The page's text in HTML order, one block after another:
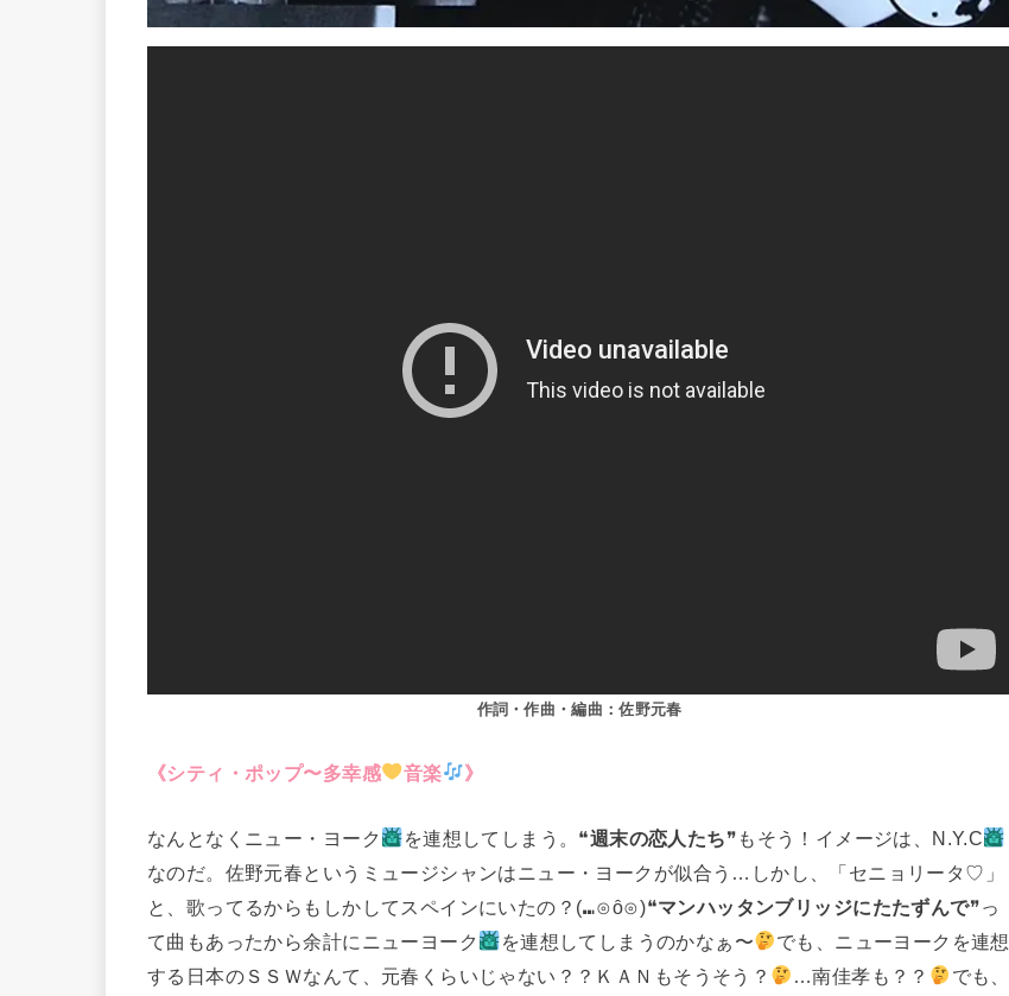
作詞・作曲・編曲：佐野元春
《シティ・ポップ〜多幸感 音楽 》
なんとなくニュー・ヨーク を連想してしまう。❝週末の恋人たち❞もそう！イメージは、N.Y.C
なのだ。佐野元春というミュージシャンはニュー・ヨークが似合う…しかし、「セニョリータ♡」
と、歌ってるからもしかしてスペインにいたの？(⁠⑉⁠⊙⁠ȏ⁠⊙⁠)❝マンハッタンブリッジにたたずんで❞っ
て曲もあったから余計にニューヨーク
を連想してしまうのかなぁ〜
でも、ニューヨークを連想
する日本のＳＳＷなんて、元春くらいじゃない？？ＫＡＮもそうそう？
…南佳孝も？？
でも、